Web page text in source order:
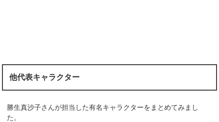
他代表キャラクター
勝生真沙子さんが担当した有名キャラクターをまとめてみまし
た。